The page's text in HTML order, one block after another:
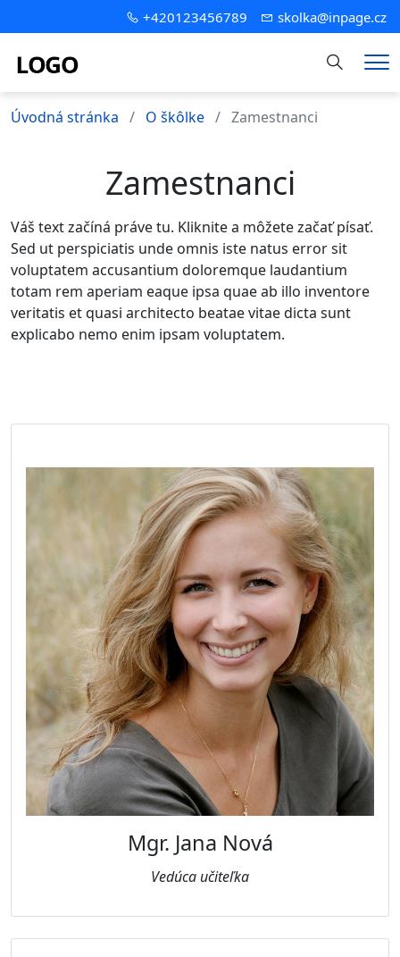
+420123456789 skolka@inpage.cz
Hledání
Úvodná stránka O škôlke Zamestnanci
Zamestnanci
Váš text začíná práve tu. Kliknite a môžete začať písať.
Sed ut perspiciatis unde omnis iste natus error sit
voluptatem accusantium doloremque laudantium
totam rem aperiam eaque ipsa quae ab illo inventore
veritatis et quasi architecto beatae vitae dicta sunt
explicabo nemo enim ipsam voluptatem.
Mgr. Jana Nová
Vedúca učiteľka